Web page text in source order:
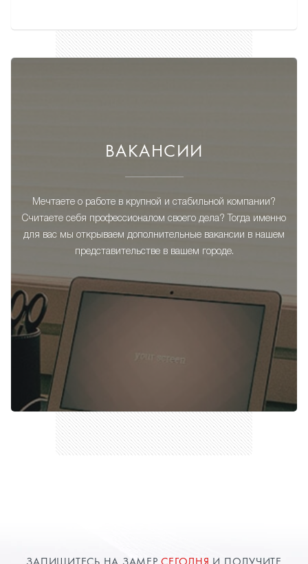
ВАКАНСИИ
Мечтаете о работе в крупной и стабильной компании?
Считаете себя профессионалом своего дела? Тогда именно
для вас мы открываем дополнительные вакансии в нашем
представительстве в вашем городе.